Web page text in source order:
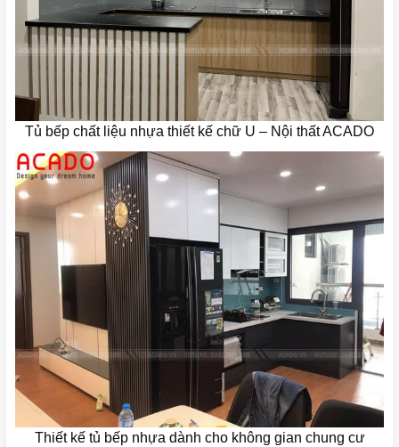
Tủ bếp chất liệu nhựa thiết kế chữ U – Nội thất ACADO
Thiết kế tủ bếp nhựa dành cho không gian chung cư